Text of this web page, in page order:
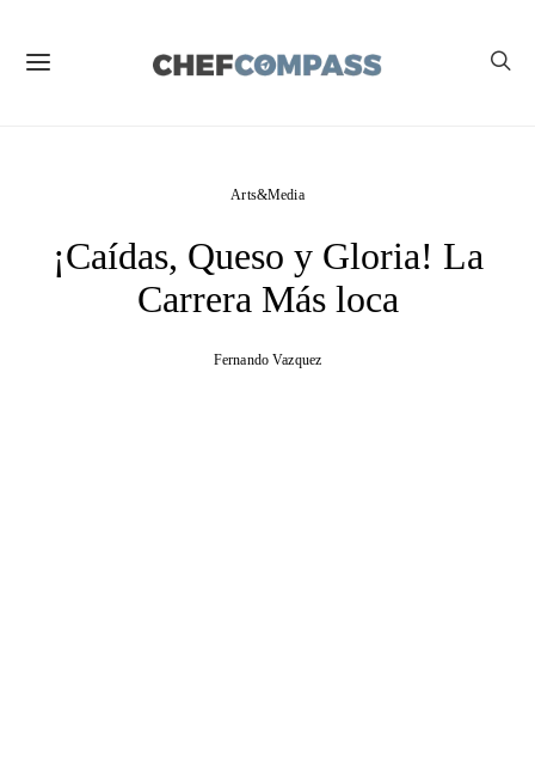
Arts&Media
¡Caídas, Queso y Gloria! La
Carrera Más loca
Fernando Vazquez